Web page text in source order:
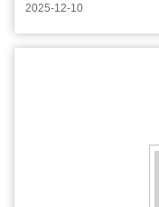
2025-12-10